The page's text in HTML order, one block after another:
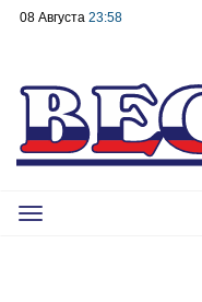
08 Августа 23:58
Toggle